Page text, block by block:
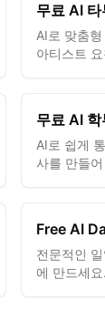
무료 AI
AI로 맞춤
아티스트
무료 AI
AI로 쉽게
사를 만들
Free AI
전문적인
에 만드세